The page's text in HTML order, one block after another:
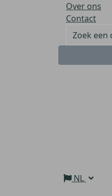
Over ons
Contact
NL